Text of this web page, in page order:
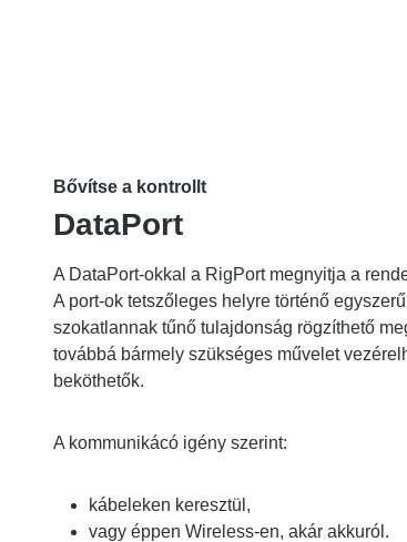
Bővítse a kontrollt
DataPort
A DataPort-okkal a RigPort megnyitja a
A port-ok tetszőleges helyre történő
szokatlannak tűnő tulajdonság rögzíthető
továbbá bármely szükséges művelet
beköthetők.
A kommunikácó igény szerint:
kábeleken keresztül,
vagy éppen Wireless-en, akár akkuról.